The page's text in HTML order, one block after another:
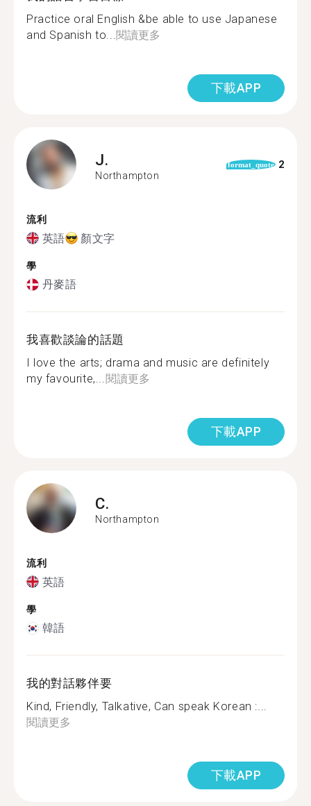
Practice oral English &be able to use Japanese
and Spanish to...閱讀更多
下載APP
J.
Northampton
format_quote 2
流利
英語 顏文字
學
丹麥語
我喜歡談論的話題
I love the arts; drama and music are definitely
my favourite,...閱讀更多
下載APP
C.
Northampton
流利
英語
學
韓語
我的對話夥伴要
Kind, Friendly, Talkative, Can speak Korean :...
閱讀更多
下載APP